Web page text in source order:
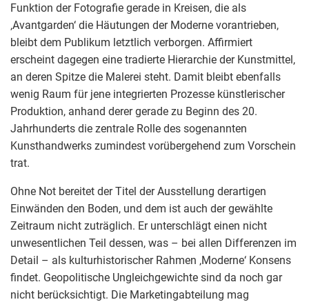
Funktion der Fotografie gerade in Kreisen, die als
‚Avantgarden‘ die Häutungen der Moderne vorantrieben,
bleibt dem Publikum letztlich verborgen. Affirmiert
erscheint dagegen eine tradierte Hierarchie der Kunstmittel,
an deren Spitze die Malerei steht. Damit bleibt ebenfalls
wenig Raum für jene integrierten Prozesse künstlerischer
Produktion, anhand derer gerade zu Beginn des 20.
Jahrhunderts die zentrale Rolle des sogenannten
Kunsthandwerks zumindest vorübergehend zum Vorschein
trat.
Ohne Not bereitet der Titel der Ausstellung derartigen
Einwänden den Boden, und dem ist auch der gewählte
Zeitraum nicht zuträglich. Er unterschlägt einen nicht
unwesentlichen Teil dessen, was – bei allen Differenzen im
Detail – als kulturhistorischer Rahmen ‚Moderne‘ Konsens
findet. Geopolitische Ungleichgewichte sind da noch gar
nicht berücksichtigt. Die Marketingabteilung mag